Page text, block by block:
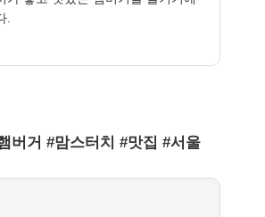
.
버거 #맘스터치 #맛집 #서울